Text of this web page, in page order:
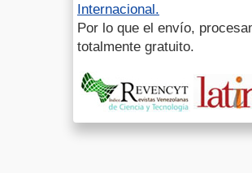
Internacional.
Por lo que el envío,
totalmente gratuito.